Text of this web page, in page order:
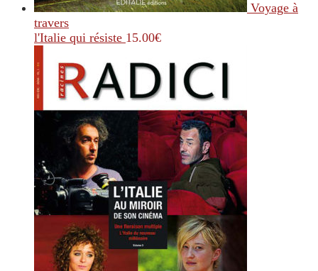
Voyage à
travers
l'Italie qui résiste 15.00€